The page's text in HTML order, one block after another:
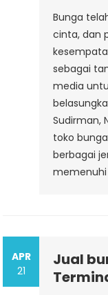
Bunga
cinta, dan
sebagai
media
Sudirman,
toko
berbagai
memenuhi
APR
21
Jual